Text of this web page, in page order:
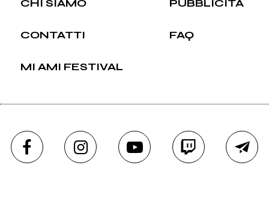
CHI SIAMO PUBBLICITÀ
CONTATTI FAQ
MI AMI FESTIVAL